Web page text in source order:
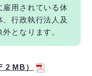
雇用されている休
行政執行法人及
となります。
2 MB）